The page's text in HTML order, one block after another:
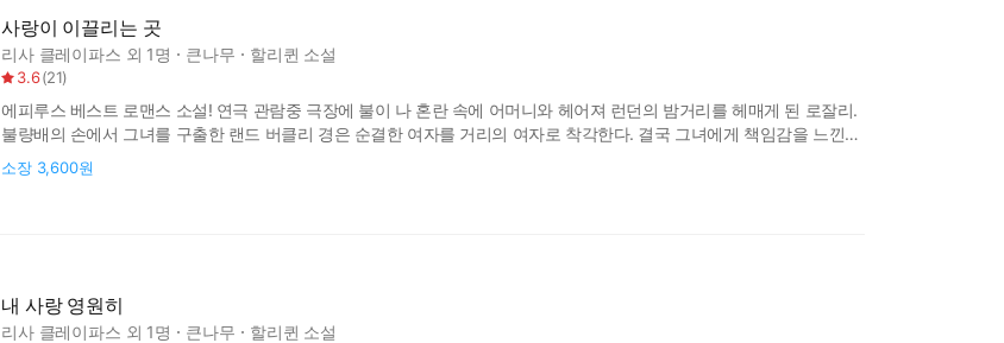
사랑이 이끌리는 곳
리사 클레이파스 외 1명 큰나무 할리퀸 소설
3.6(21)
에피루스 베스트 로맨스 소설! 연극 관람중 극장에 불이 나 혼란 속에 어머니와 헤어져 런던의 밤거리를 헤매게 된 로잘리.
불량배의 손에서 그녀를 구출한 랜드 버클리 경은 순결한 여자를 거리의 여자로 착각한다. 결국 그녀에게 책임감을 느낀
랜들은 한동안 그녀를 돌보아주기로 결심하며 프랑스로 데려간다. 함께 하는 시간속에서 둘은 서로를 점점 이해하며
오해와 갈등은 사랑으로 승화되어 간다. 점차 드러나는 로잘리의 출생의 비밀과 살해위협은 그녀를, 그
소장 3,600원
내 사랑 영원히
리사 클레이파스 외 1명 큰나무 할리퀸 소설